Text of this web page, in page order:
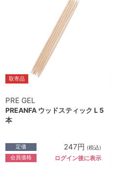
取寄品
PRE GEL
PREANFA ウッドスティック L 5
本
定価 247円 (税込)
会員価格 ログイン後に表示